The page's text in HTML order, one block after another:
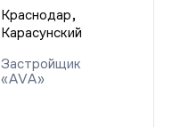
Краснодар,
Карасунский
Застройщик
«AVA»